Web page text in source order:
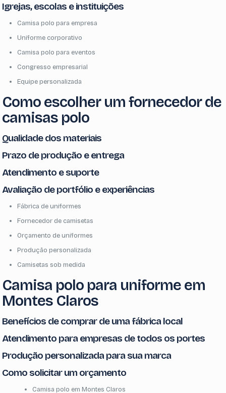
Igrejas, escolas e instituições
Camisa polo para empresa
Uniforme corporativo
Camisa polo para eventos
Congresso empresarial
Equipe personalizada
Como escolher um fornecedor de
camisas polo
Qualidade dos materiais
Prazo de produção e entrega
Atendimento e suporte
Avaliação de portfólio e experiências
Fábrica de uniformes
Fornecedor de camisetas
Orçamento de uniformes
Produção personalizada
Camisetas sob medida
Camisa polo para uniforme em
Montes Claros
Benefícios de comprar de uma fábrica local
Atendimento para empresas de todos os portes
Produção personalizada para sua marca
Como solicitar um orçamento
Camisa polo em Montes Claros